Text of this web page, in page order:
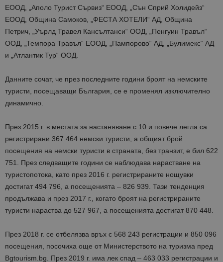
ЕООД, „Аполо Турист Сървиз“ ЕООД, „Сън Сприй Холидейз“
ЕООД, Община Самоков, „ФЕСТА ХОТЕЛИ“ АД, Община
Петрич, „Уърлд Травел Кансълтанси“ ООД, „Пенгуин Травъл“
ООД, „Темпора Травъл“ ЕООД, „Пампорово“ АД, „Булимекс“ АД
и „Атлантик Тур“ ООД.
Данните сочат, че през последните години броят на немските
туристи, посещаващи България, се е променял изключително
динамично.
През 2015 г. в местата за настаняване с 10 и повече легла са
регистрирани 367 464 немски туристи, а общият брой
посещения на немски туристи в страната, без транзит, е бил 622
751. През следващите години се наблюдава нарастване на
туристопотока, като през 2016 г. регистрираните нощувки
достигат 494 796, а посещенията – 826 939. Тази тенденция
продължава и през 2017 г., когато броят на регистрираните
туристи нараства до 527 967, а посещенията достигат 870 448.
През 2018 г. се отбелязва връх с 568 243 регистрации и 850 096
посещения, посочиха още от Министерството на туризма пред
Bgtourism.bg. През 2019 г. има лек спад – 463 033 регистрации и